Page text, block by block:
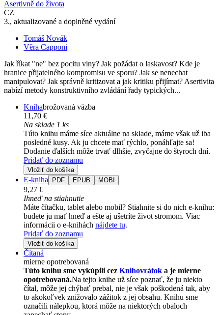
Asertivně do života
CZ
3., aktualizované a doplněné vydání
Tomáš Novák
Věra Capponi
Jak říkat "ne" bez pocitu viny? Jak požádat o laskavost? Kde je
hranice přijatelného kompromisu ve sporu? Jak se nenechat
manipulovat? Jak správně kritizovat a jak kritiku přijímat? Asertivita
nabízí metody konstruktivního zvládání řady typických...
Knihabrožovaná väzba
11,70 €
Na sklade 1 ks
Túto knihu máme síce aktuálne na sklade, máme však už iba
posledné kusy. Ak ju chcete mať rýchlo, ponáhľajte sa!
Dodanie ďalších môže trvať dlhšie, zvyčajne do štyroch dní.
Pridať do zoznamu
Vložiť do košíka
E-kniha PDF EPUB MOBI
9,27 €
Ihneď na stiahnutie
Máte čítačku, tablet alebo mobil? Stiahnite si do nich e-knihu:
budete ju mať hneď a ešte aj ušetríte život stromom. Viac
informácii o e-knihách nájdete tu.
Pridať do zoznamu
Vložiť do košíka
Čítaná
mierne opotrebovaná
Túto knihu sme vykúpili cez Knihovrátok a je mierne
opotrebovaná.Na tejto knihe už síce poznať, že ju niekto
čítal, môže jej chýbať prebal, nie je však poškodená tak, aby
to akokoľvek znižovalo zážitok z jej obsahu. Knihu sme
označili nálepkou, ktorá môže na niektorých obaloch